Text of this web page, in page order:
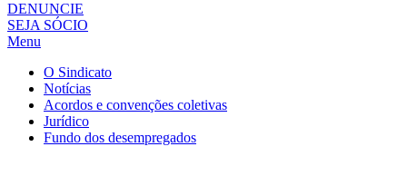
DENUNCIE
SEJA SÓCIO
Menu
O Sindicato
Notícias
Acordos e convenções coletivas
Jurídico
Fundo dos desempregados